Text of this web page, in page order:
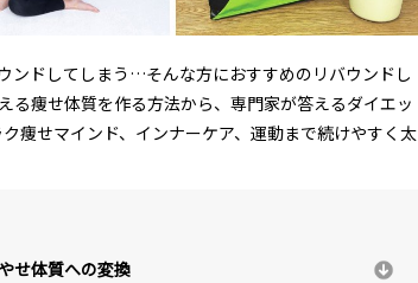
ンドしてしまう…そんな方におすすめのリバウンドし
る痩せ体質を作る方法から、専門家が答えるダイエッ
痩せマインド、インナーケア、運動まで続けやすく太
せ体質への変換